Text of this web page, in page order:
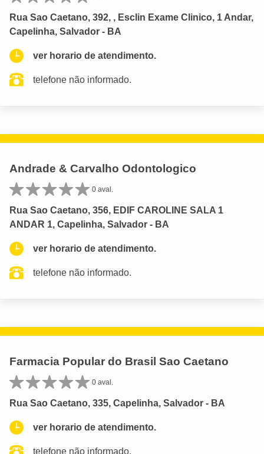
Rua Sao Caetano, 392, , Esclin Exame Clinico, 1 Andar,
Capelinha, Salvador - BA
ver horario de atendimento.
telefone não informado.
Andrade & Carvalho Odontologico
0 aval.
Rua Sao Caetano, 356, EDIF CAROLINE SALA 1
ANDAR 1, Capelinha, Salvador - BA
ver horario de atendimento.
telefone não informado.
Farmacia Popular do Brasil Sao Caetano
0 aval.
Rua Sao Caetano, 335, Capelinha, Salvador - BA
ver horario de atendimento.
telefone não informado.